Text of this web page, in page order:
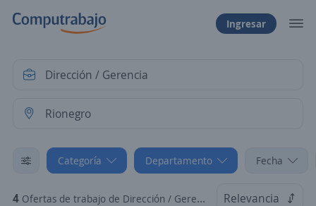
Ingresar
Categoría Departamento Fecha
4 Ofertas de trabajo de Dirección / Gerencia en Rionegro, Antioquia Relevancia